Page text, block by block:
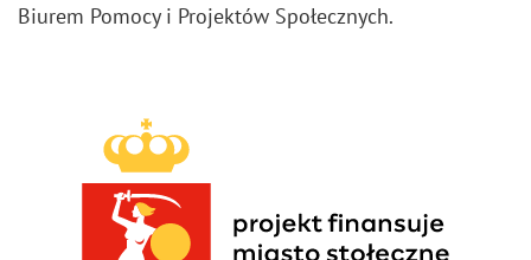
Biurem Pomocy i Projektów Społecznych.